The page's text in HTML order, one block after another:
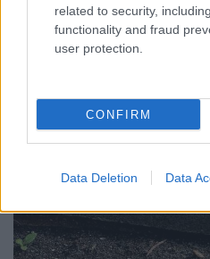
related to security,
functionality and fraud
user protection.
CONFIRM
Data Deletion Data
Meg még a társas
mert a múltkor kérdeztétek